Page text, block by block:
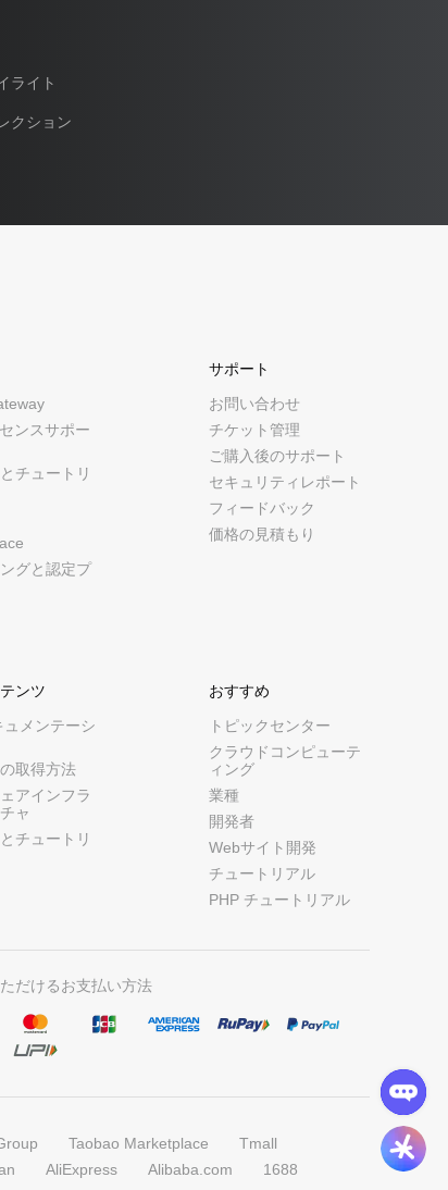
ライト
クション
ンスサポー
チュートリ
グと認定プ
サポート
お問い合わせ
チケット管理
ご購入後のサポート
セキュリティレポート
フィードバック
価格の見積もり
ンツ
ュメンテーシ
取得方法
アインフラ
ャ
チュートリ
おすすめ
トピックセンター
クラウドコンピューテ
ィング
業種
開発者
Webサイト開発
チュートリアル
PHP チュートリアル
だけるお支払い方法
Taobao Marketplace
Tmall
AliExpress Alibaba.com
1688